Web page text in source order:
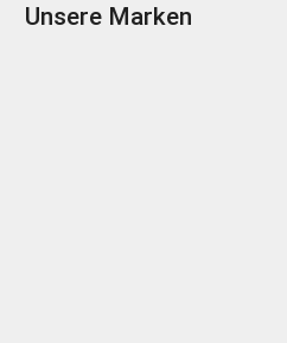
Unsere Marken